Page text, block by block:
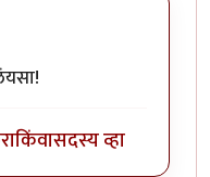
किंवासदस्य व्हा